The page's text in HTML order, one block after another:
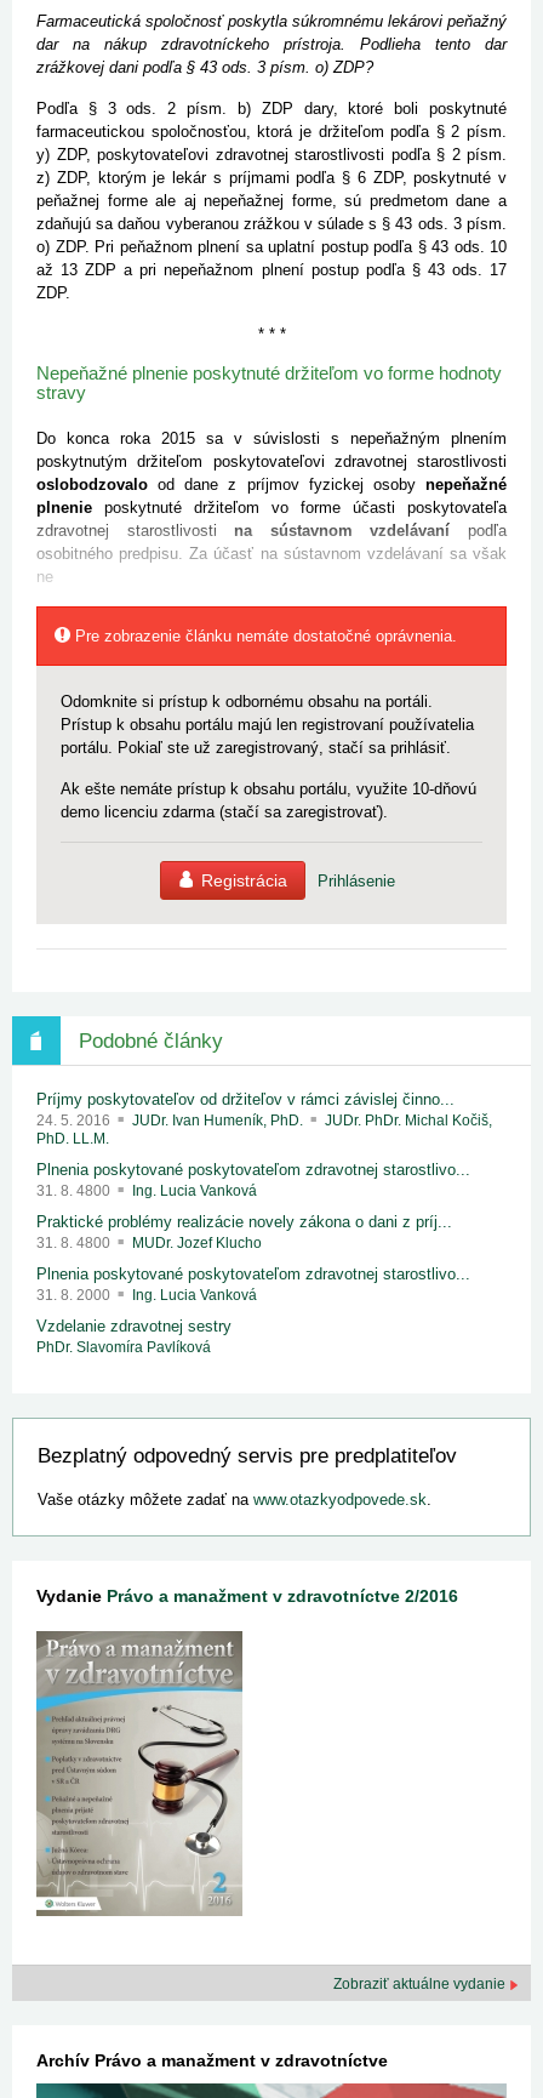
Farmaceutická spoločnosť poskytla súkromnému lekárovi peňažný
dar na nákup zdravotníckeho prístroja. Podlieha tento dar
zrážkovej dani podľa § 43 ods. 3 písm. o) ZDP?
Podľa § 3 ods. 2 písm. b) ZDP dary, ktoré boli poskytnuté
farmaceutickou spoločnosťou, ktorá je držiteľom podľa § 2 písm.
y) ZDP, poskytovateľovi zdravotnej starostlivosti podľa § 2 písm.
z) ZDP, ktorým je lekár s príjmami podľa § 6 ZDP, poskytnuté v
peňažnej forme ale aj nepeňažnej forme, sú predmetom dane a
zdaňujú sa daňou vyberanou zrážkou v súlade s § 43 ods. 3 písm.
o) ZDP. Pri peňažnom plnení sa uplatní postup podľa § 43 ods. 10
až 13 ZDP a pri nepeňažnom plnení postup podľa § 43 ods. 17
ZDP.
* * *
Nepeňažné plnenie poskytnuté držiteľom vo forme hodnoty
stravy
Do konca roka 2015 sa v súvislosti s nepeňažným plnením
poskytnutým držiteľom poskytovateľovi zdravotnej starostlivosti
oslobodzovalo od dane z príjmov fyzickej osoby nepeňažné
plnenie poskytnuté držiteľom vo forme účasti poskytovateľa
zdravotnej starostlivosti na sústavnom vzdelávaní podľa
osobitného predpisu. Za účasť na sústavnom vzdelávaní sa však
ne
Pre zobrazenie článku nemáte dostatočné oprávnenia.
Odomknite si prístup k odbornému obsahu na portáli.
Prístup k obsahu portálu majú len registrovaní používatelia
portálu. Pokiaľ ste už zaregistrovaný, stačí sa prihlásiť.
Ak ešte nemáte prístup k obsahu portálu, využite 10-dňovú
demo licenciu zdarma (stačí sa zaregistrovať).
Registrácia Prihlásenie
Podobné články
Príjmy poskytovateľov od držiteľov v rámci závislej činno...
24. 5. 2016 JUDr. Ivan Humeník, PhD.
JUDr. PhDr. Michal Kočiš,
PhD. LL.M.
Plnenia poskytované poskytovateľom zdravotnej starostlivo...
31. 8. 4800 Ing. Lucia Vanková
Praktické problémy realizácie novely zákona o dani z príj...
31. 8. 4800 MUDr. Jozef Klucho
Plnenia poskytované poskytovateľom zdravotnej starostlivo...
31. 8. 2000 Ing. Lucia Vanková
Vzdelanie zdravotnej sestry
PhDr. Slavomíra Pavlíková
Bezplatný odpovedný servis pre predplatiteľov
Vaše otázky môžete zadať na www.otazkyodpovede.sk.
Vydanie Právo a manažment v zdravotníctve 2/2016
Zobraziť aktuálne vydanie
Archív Právo a manažment v zdravotníctve